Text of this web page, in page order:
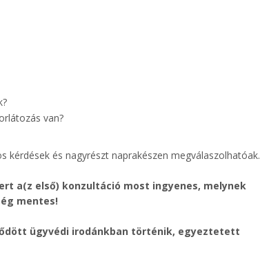
van?
kérdések és nagyrészt naprakészen megválaszolhatóak.
a(z első) konzultáció most ingyenes, melynek
mentes!
ügyvédi irodánkban történik, egyeztetett